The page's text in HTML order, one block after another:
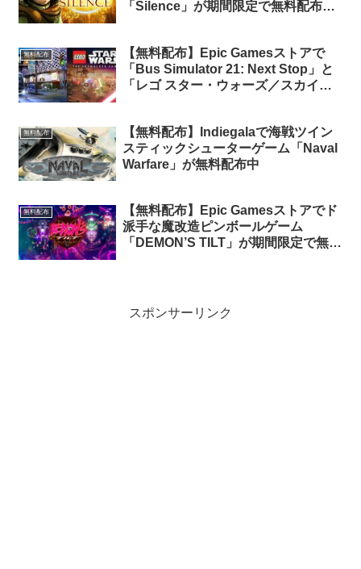
「Silence」が期間限定で無料配布中
無料配布
【無料配布】Epic Gamesストアで
「Bus Simulator 21: Next Stop」と
「レゴ スター・ウォーズ／スカイウ
無料配布
【無料配布】Indiegalaで海戦ツイン
スティックシューターゲーム「Naval
Warfare」が無料配布中
無料配布
【無料配布】Epic Gamesストアでド
派手な魔改造ピンボールゲーム
「DEMON’S TILT」が期間限定で無料
スポンサーリンク